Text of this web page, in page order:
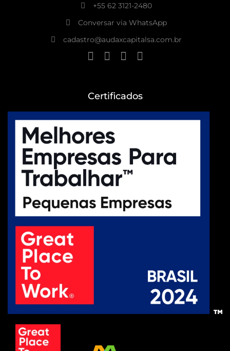
+55 62 3121-2480
Conversar via WhatsApp
cadastro@audaxcapitalsa.com.br
Certificados